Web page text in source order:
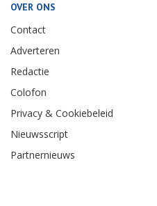
OVER ONS
Contact
Adverteren
Redactie
Colofon
Privacy & Cookiebeleid
Nieuwsscript
Partnernieuws